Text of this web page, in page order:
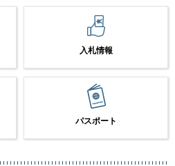
入札情報
パスポート